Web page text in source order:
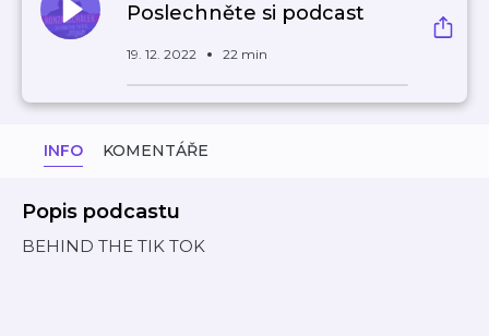
Poslechněte si podcast
19. 12. 2022 22 min
INFO KOMENTÁŘE
Popis podcastu
BEHIND THE TIK TOK